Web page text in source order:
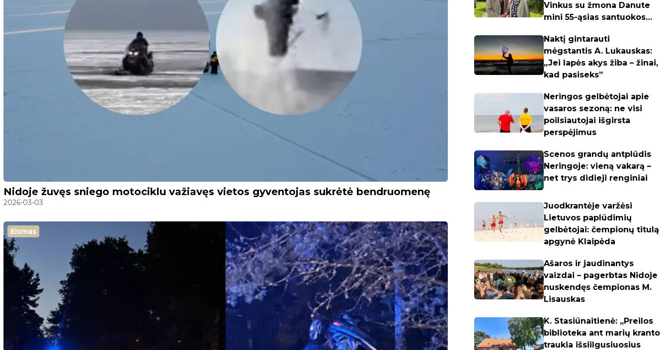
Nidoje žuvęs sniego motociklu važiavęs vietos gyventojas sukrėtė bendruomenę
2026-03-03
Eismas
Vinkus su žmona Danute
mini 55-ąsias santuokos
Naktį gintarauti
mėgstantis A. Lukauskas:
„Jei lapės akys žiba – žinai,
kad pasiseks”
Neringos gelbėtojai apie
vasaros sezoną: ne visi
poilsiautojai išgirsta
perspėjimus
Scenos grandų antplūdis
Neringoje: vieną vakarą –
net trys didieji renginiai
Juodkrantėje varžėsi
Lietuvos paplūdimių
gelbėtojai: čempionų titulą
apgynė Klaipėda
Ašaros ir jaudinantys
vaizdai – pagerbtas Nidoje
nuskendęs čempionas M.
Lisauskas
K. Stasiūnaitienė: „Preilos
biblioteka ant marių kranto
traukia išsiilgusiuosius